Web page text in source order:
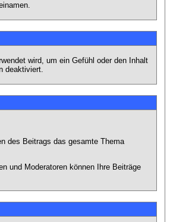
wird, um ein Gefühl oder den Inhalt
deaktiviert.
des Beitrags das gesamte Thema
und Moderatoren können Ihre Beiträge